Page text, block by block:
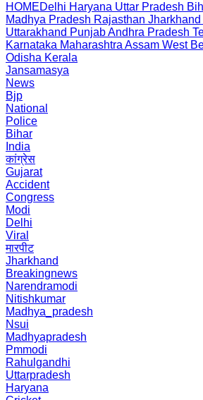
HOMEDelhi Haryana Uttar Pradesh
Madhya Pradesh Rajasthan Jharkhand
Uttarakhand PunjabAndhra Pradesh
Karnataka Maharashtra Assam West
Odisha Kerala
Jansamasya
News
Bjp
National
Police
Bihar
India
कांग्रेस
Gujarat
Accident
Congress
Modi
Delhi
Viral
मारपीट
Jharkhand
Breakingnews
Narendramodi
Nitishkumar
Madhya_pradesh
Nsui
Madhyapradesh
Pmmodi
Rahulgandhi
Uttarpradesh
Haryana